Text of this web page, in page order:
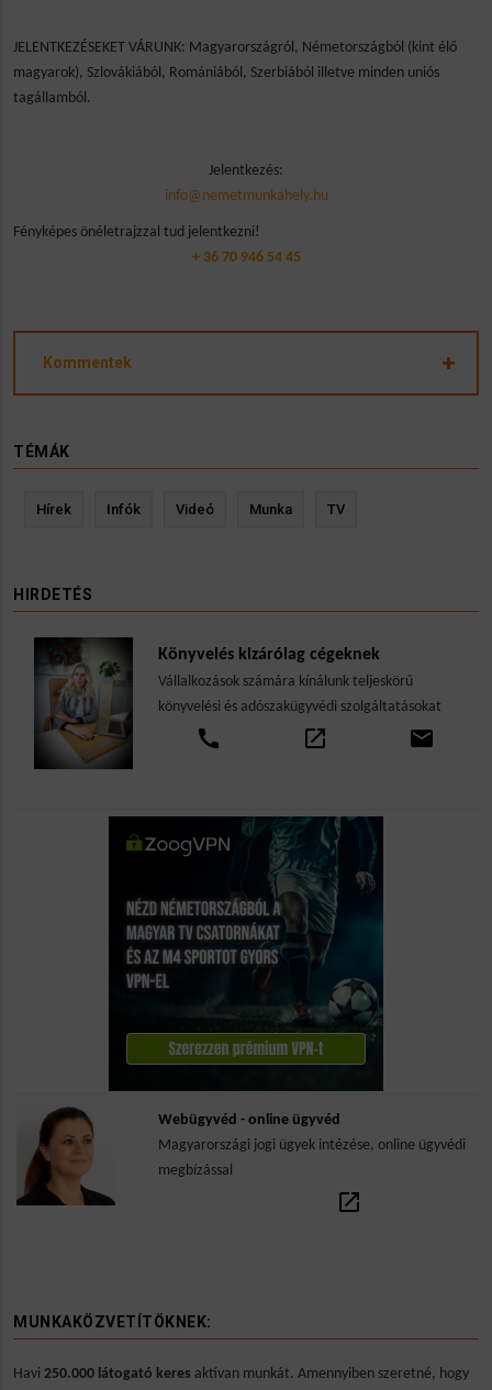
JELENTKEZÉSEKET VÁRUNK: Magyarországról, Németországból (kint élő
magyarok), Szlovákiából, Romániából, Szerbiából illetve minden uniós
tagállamból.
Jelentkezés:
info@nemetmunkahely.hu
Fényképes önéletrajzzal tud jelentkezni!
+ 36 70 946 54 45
Kommentek
TÉMÁK
Hírek Infók Videó Munka TV
HIRDETÉS
Könyvelés kizárólag cégeknek
Vállalkozások számára kínálunk teljeskörű
könyvelési és adószakügyvédi szolgáltatásokat
call open_in_new email
Webügyvéd - online ügyvéd
Magyarországi jogi ügyek intézése, online ügyvédi
megbízással
open_in_new
MUNKAKÖZVETÍTÖKNEK:
Havi 250.000 látogató keres aktívan munkát. Amennyiben szeretné, hogy